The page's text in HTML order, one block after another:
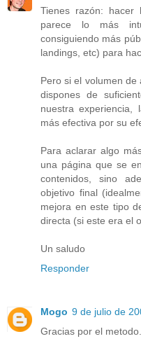
Tienes razón: hacer
parece lo más
consiguiendo más
landings, etc) para
Pero si el volumen
dispones de
nuestra
más efectiva por su
Para aclarar algo
una página que se
contenidos, sino
objetivo final
mejora en este tipo
directa (si este era el
Un saludo
Responder
Mogo 9 de julio de
Gracias por el metodo.